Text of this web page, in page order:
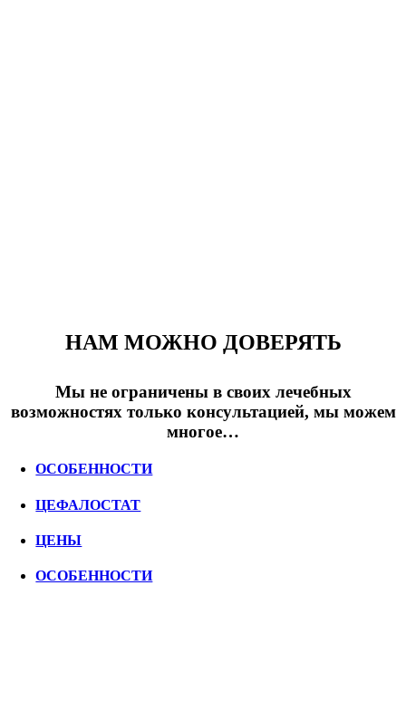
НАМ МОЖНО ДОВЕРЯТЬ
Мы не ограничены в своих лечебных
возможностях только консультацией, мы можем
многое…
ОСОБЕННОСТИ
ЦЕФАЛОСТАТ
ЦЕНЫ
ОСОБЕННОСТИ